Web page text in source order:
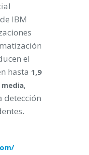
IBM
el
hasta 1,9
,
detección